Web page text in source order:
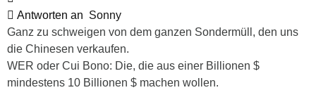
Antworten an Sonny
Ganz zu schweigen von dem ganzen Sondermüll, den uns
die Chinesen verkaufen.
WER oder Cui Bono: Die, die aus einer Billionen $
mindestens 10 Billionen $ machen wollen.